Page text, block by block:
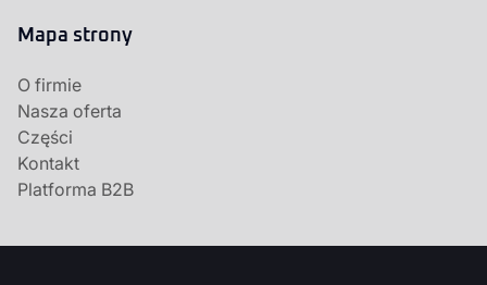
Mapa strony
O firmie
Nasza oferta
Części
Kontakt
Platforma B2B